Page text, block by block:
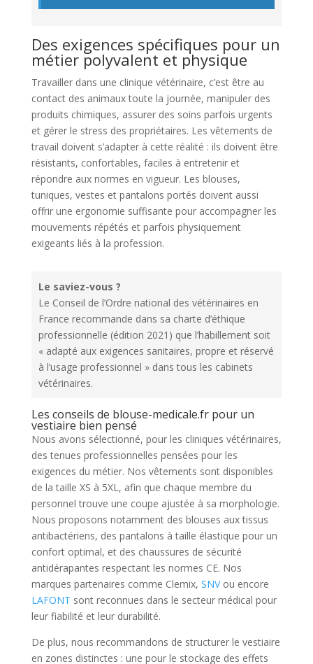
Des exigences spécifiques pour un
métier polyvalent et physique
Travailler dans une clinique vétérinaire, c’est être au
contact des animaux toute la journée, manipuler des
produits chimiques, assurer des soins parfois urgents
et gérer le stress des propriétaires. Les vêtements de
travail doivent s’adapter à cette réalité : ils doivent être
résistants, confortables, faciles à entretenir et
répondre aux normes en vigueur. Les blouses,
tuniques, vestes et pantalons portés doivent aussi
offrir une ergonomie suffisante pour accompagner les
mouvements répétés et parfois physiquement
exigeants liés à la profession.
Le saviez-vous ?
Le Conseil de l’Ordre national des vétérinaires en
France recommande dans sa charte d’éthique
professionnelle (édition 2021) que l’habillement soit
« adapté aux exigences sanitaires, propre et réservé
à l’usage professionnel » dans tous les cabinets
vétérinaires.
Les conseils de blouse-medicale.fr pour un
vestiaire bien pensé
Nous avons sélectionné, pour les cliniques vétérinaires,
des tenues professionnelles pensées pour les
exigences du métier. Nos vêtements sont disponibles
de la taille XS à 5XL, afin que chaque membre du
personnel trouve une coupe ajustée à sa morphologie.
Nous proposons notamment des blouses aux tissus
antibactériens, des pantalons à taille élastique pour un
confort optimal, et des chaussures de sécurité
antidérapantes respectant les normes CE. Nos
marques partenaires comme Clemix, SNVou encore
LAFONT sont reconnues dans le secteur médical pour
leur fiabilité et leur durabilité.
De plus, nous recommandons de structurer le vestiaire
en zones distinctes : une pour le stockage des effets